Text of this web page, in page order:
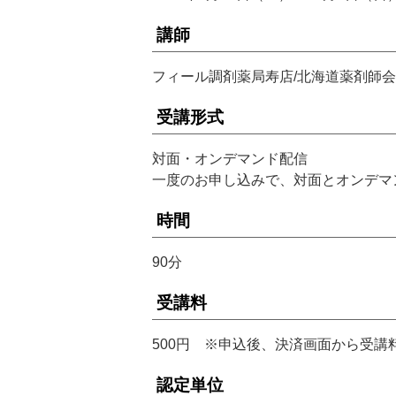
講師
フィール調剤薬局寿店/北海道薬剤師
受講形式
対面・オンデマンド配信
一度のお申し込みで、対面とオンデ
時間
90分
受講料
500円 ※申込後、決済画面から受講
認定単位